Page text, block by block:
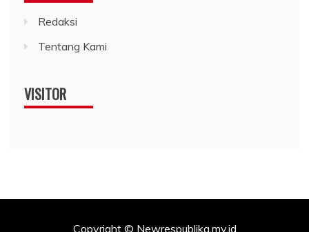
Redaksi
Tentang Kami
VISITOR
Copyright © Newrespublika.my.id